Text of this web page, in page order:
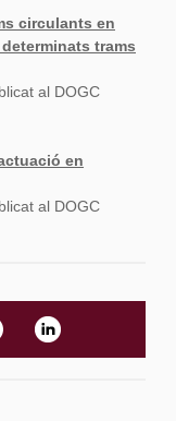
circulants en
trams
al DOGC
en
al DOGC